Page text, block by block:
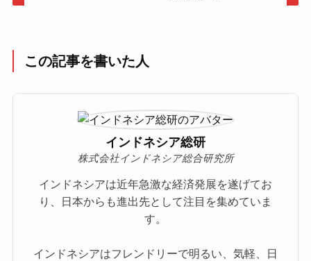
この記事を書いた人
インドネシア総研
株式会社インドネシア総合研究所
インドネシアは近年急激な経済発展を遂げてお
り、日本からも進出先として注目を集めていま
す。
インドネシアはフレンドリーで明るい、気軽、日